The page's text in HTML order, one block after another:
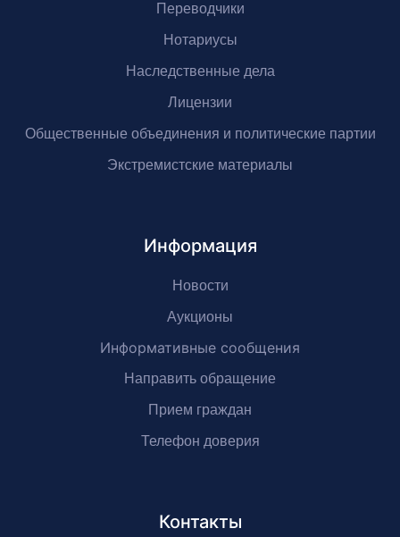
Переводчики
Нотариусы
Наследственные дела
Лицензии
Общественные объединения и политические партии
Экстремистские материалы
Информация
Новости
Аукционы
Информативные сообщения
Направить обращение
Прием граждан
Телефон доверия
Контакты